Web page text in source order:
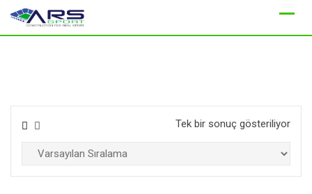
Skip
Tek bir sonuç gösteriliyor